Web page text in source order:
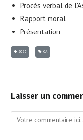
Procès verbal de
Rapport moral
Présentation
2023 CA
Laisser un
Comment